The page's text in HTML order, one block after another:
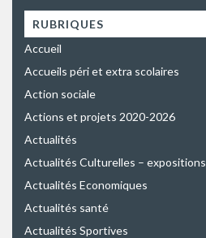
RUBRIQUES
Accueil
Accueils péri et extra scolaires
Action sociale
Actions et projets 2020-2026
Actualités
Actualités Culturelles – expositions
Actualités Economiques
Actualités santé
Actualités Sportives